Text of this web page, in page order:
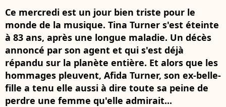
Ce mercredi est un jour bien triste pour le
monde de la musique. Tina Turner s'est éteinte
à 83 ans, après une longue maladie. Un décès
annoncé par son agent et qui s'est déjà
répandu sur la planète entière. Et alors que les
hommages pleuvent, Afida Turner, son ex-belle-
fille a tenu elle aussi à dire toute sa peine de
perdre une femme qu'elle admirait...